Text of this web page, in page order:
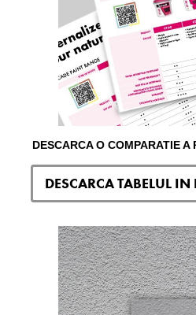
DESCARCA O COMPARATIE A
DESCARCA TABELUL IN